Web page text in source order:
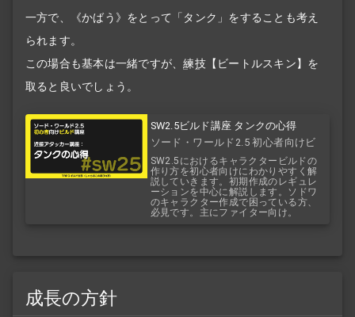
一方で、《かばう》をとって「タンク」をすることも考え
られます。
この場合も基本は一緒ですが、練技【ビートルスキン】を
取ると良いでしょう。
SW2.5ビルド講座 タンクの心得
ソード・ワールド2.5 初心者向けビ
ルド講座
SW2.5におけるキャラクタービルドの
作り方を初心者向けにわかりやすく解
説していきます。初期作成のレギュレ
ーションを中心に解説します。ソドワ
のキャラクター作成で困っている方、
必見です。主にファイター向け。
成長の方針